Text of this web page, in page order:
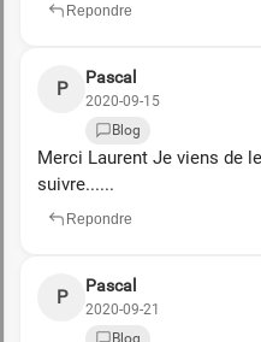
Repondre
P
Pascal
2020-09-15
Blog
Merci Laurent Je viens de
suivre......
Repondre
P
Pascal
2020-09-21
Blog